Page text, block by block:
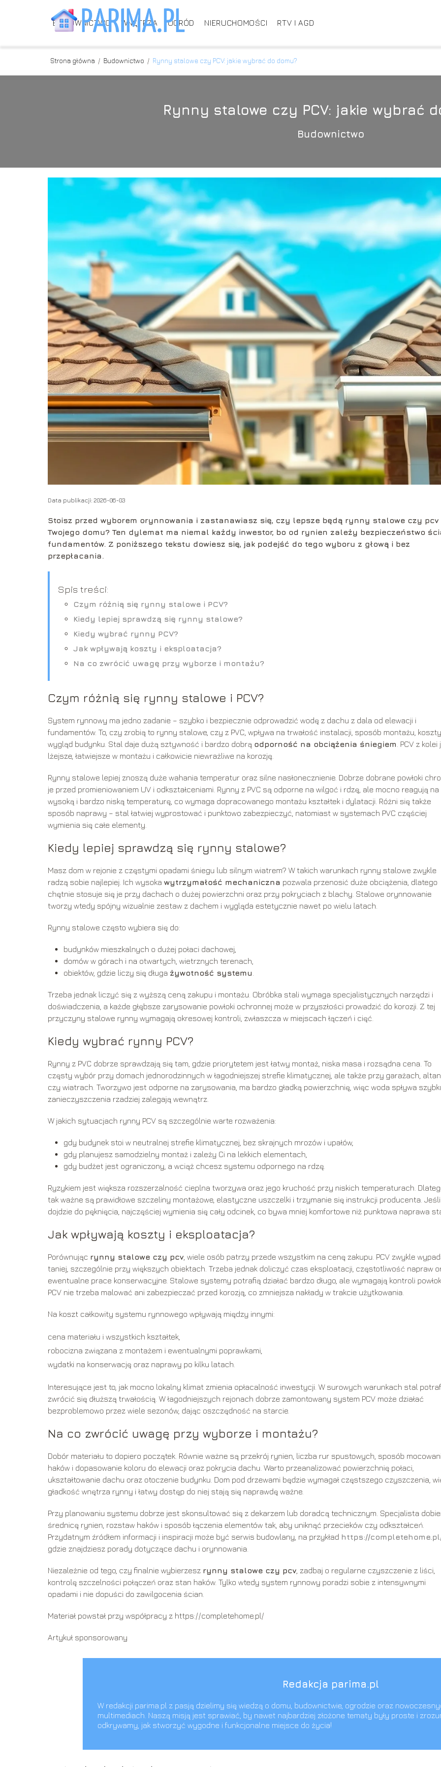
BUDOWNICTWO WNĘTRZA OGRÓD NIERUCHOMOŚCI RTV I AGD
Strona główna / Budownictwo / Rynny stalowe czy PCV: jakie wybrać do domu?
Rynny stalowe czy PCV: jakie wybrać
Budownictwo
Data publikacji: 2026-06-03
Stoisz przed wyborem orynnowania i zastanawiasz się, czy lepsze będą rynny stalowe czy pcv
Twojego domu? Ten dylemat ma niemal każdy inwestor, bo od rynien zależy bezpieczeństwo
fundamentów. Z poniższego tekstu dowiesz się, jak podejść do tego wyboru z głową i bez
przepłacania.
Spis treści:
Czym różnią się rynny stalowe i PCV?
Kiedy lepiej sprawdzą się rynny stalowe?
Kiedy wybrać rynny PCV?
Jak wpływają koszty i eksploatacja?
Na co zwrócić uwagę przy wyborze i montażu?
Czym różnią się rynny stalowe i PCV?
System rynnowy ma jedno zadanie – szybko i bezpiecznie odprowadzić wodę z dachu z dala od elewacji i
fundamentów. To, czy zrobią to rynny stalowe, czy z PVC, wpływa na trwałość instalacji, sposób montażu,
wygląd budynku. Stal daje dużą sztywność i bardzo dobrą odporność na obciążenia śniegiem . PCV z
lżejsze, łatwiejsze w montażu i całkowicie niewrażliwe na korozję.
Rynny stalowe lepiej znoszą duże wahania temperatur oraz silne nasłonecznienie. Dobrze dobrane powłoki
je przed promieniowaniem UV i odkształceniami. Rynny z PVC są odporne na wilgoć i rdzę, ale mocno reagują na
wysoką i bardzo niską temperaturę, co wymaga dopracowanego montażu kształtek i dylatacji. Różni się także
sposób naprawy – stal łatwiej wyprostować i punktowo zabezpieczyć, natomiast w systemach PVC częściej
wymienia się całe elementy.
Kiedy lepiej sprawdzą się rynny stalowe?
Masz dom w rejonie z częstymi opadami śniegu lub silnym wiatrem? W takich warunkach rynny stalowe zwykle
radzą sobie najlepiej. Ich wysoka wytrzymałość mechaniczna pozwala przenosić duże obciążenia, dlatego
chętnie stosuje się je przy dachach o dużej powierzchni oraz przy pokryciach z blachy. Stalowe orynnowanie
tworzy wtedy spójny wizualnie zestaw z dachem i wygląda estetycznie nawet po wielu latach.
Rynny stalowe często wybiera się do:
budynków mieszkalnych o dużej połaci dachowej,
domów w górach i na otwartych, wietrznych terenach,
obiektów, gdzie liczy się długa żywotność systemu
Trzeba jednak liczyć się z wyższą ceną zakupu i montażu. Obróbka stali wymaga specjalistycznych narzędzi i
doświadczenia, a każde głębsze zarysowanie powłoki ochronnej może w przyszłości prowadzić do korozji. Z tej
przyczyny stalowe rynny wymagają okresowej kontroli, zwłaszcza w miejscach łączeń i cięć.
Kiedy wybrać rynny PCV?
Rynny z PVC dobrze sprawdzają się tam, gdzie priorytetem jest łatwy montaż, niska masa i rozsądna cena. To
częsty wybór przy domach jednorodzinnych w łagodniejszej strefie klimatycznej, ale także przy garażach,
czy wiatrach. Tworzywo jest odporne na zarysowania, ma bardzo gładką powierzchnię, więc woda spływa
zanieczyszczenia rzadziej zalegają wewnątrz.
W jakich sytuacjach rynny PCV są szczególnie warte rozważenia:
gdy budynek stoi w neutralnej strefie klimatycznej, bez skrajnych mrozów i upałów,
gdy planujesz samodzielny montaż i zależy Ci na lekkich elementach,
gdy budżet jest ograniczony, a wciąż chcesz systemu odpornego na rdzę.
Ryzykiem jest większa rozszerzalność cieplna tworzywa oraz jego kruchość przy niskich temperaturach.
tak ważne są prawidłowe szczeliny montażowe, elastyczne uszczelki i trzymanie się instrukcji producenta. Jeśli
dojdzie do pęknięcia, najczęściej wymienia się cały odcinek, co bywa mniej komfortowe niż punktowa naprawa
Jak wpływają koszty i eksploatacja?
Porównując rynny stalowe czy pcv , wiele osób patrzy przede wszystkim na cenę zakupu. PCV zwykle
taniej, szczególnie przy większych obiektach. Trzeba jednak doliczyć czas eksploatacji, częstotliwość napraw
ewentualne prace konserwacyjne. Stalowe systemy potrafią działać bardzo długo, ale wymagają kontroli powłok.
PCV nie trzeba malować ani zabezpieczać przed korozją, co zmniejsza nakłady w trakcie użytkowania.
Na koszt całkowity systemu rynnowego wpływają między innymi:
cena materiału i wszystkich kształtek,
robocizna związana z montażem i ewentualnymi poprawkami,
wydatki na konserwację oraz naprawy po kilku latach.
Interesujące jest to, jak mocno lokalny klimat zmienia opłacalność inwestycji. W surowych warunkach stal
zwrócić się dłuższą trwałością. W łagodniejszych rejonach dobrze zamontowany system PCV może działać
bezproblemowo przez wiele sezonów, dając oszczędność na starcie.
Na co zwrócić uwagę przy wyborze i montażu?
Dobór materiału to dopiero początek. Równie ważne są przekrój rynien, liczba rur spustowych, sposób
haków i dopasowanie koloru do elewacji oraz pokrycia dachu. Warto przeanalizować powierzchnię połaci,
ukształtowanie dachu oraz otoczenie budynku. Dom pod drzewami będzie wymagał częstszego czyszczenia,
gładkość wnętrza rynny i łatwy dostęp do niej stają się naprawdę ważne.
Przy planowaniu systemu dobrze jest skonsultować się z dekarzem lub doradcą technicznym. Specjalista
średnicę rynien, rozstaw haków i sposób łączenia elementów tak, aby uniknąć przecieków czy odkształceń.
Przydatnym źródłem informacji i inspiracji może być serwis budowlany, na przykład https://
gdzie znajdziesz porady dotyczące dachu i orynnowania.
Niezależnie od tego, czy finalnie wybierzesz rynny stalowe czy pcv , zadbaj o regularne czyszczenie z liści,
kontrolę szczelności połączeń oraz stan haków. Tylko wtedy system rynnowy poradzi sobie z intensywnymi
opadami i nie dopuści do zawilgocenia ścian.
Materiał powstał przy współpracy z https://completehome.pl/
Artykuł sponsorowany
Redakcja parima.pl
W redakcji parima.pl z pasją dzielimy się wiedzą o domu, budownictwie, ogrodzie oraz
multimediach. Naszą misją jest sprawiać, by nawet najbardziej złożone tematy były proste i
odkrywamy, jak stworzyć wygodne i funkcjonalne miejsce do życia!